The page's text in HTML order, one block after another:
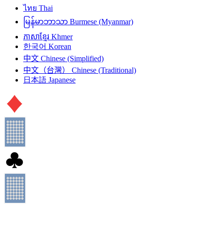
ไทย Thai
မြန်မာဘာသာ Burmese (Myanmar)
ភាសាខ្មែរ Khmer
한국어 Korean
中文 Chinese (Simplified)
中文（台灣）
Chinese (Traditional)
日本語 Japanese